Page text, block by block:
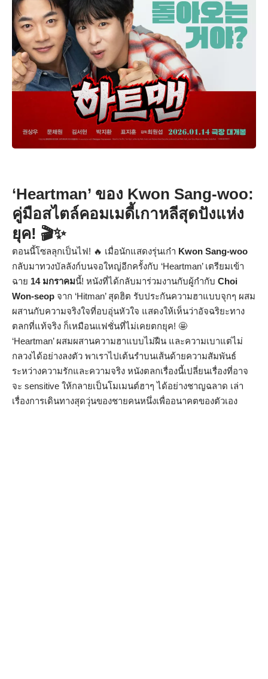
‘Heartman’ ของ Kwon Sang-woo:
คู่มือสไตล์คอมเมดี้เกาหลีสุดปังแห่ง
ยุค! 🎬✨
ตอนนี้โซลลุกเป็นไฟ! 🔥 เมื่อนักแสดงรุ่นเก๋า Kwon Sang-woo
กลับมาทวงบัลลังก์บนจอใหญ่อีกครั้งกับ ‘Heartman’ เตรียมเข้า
ฉาย 14 มกราคมนี้! หนังที่ได้กลับมาร่วมงานกับผู้กำกับ Choi
Won-seop จาก ‘Hitman’ สุดฮิต รับประกันความฮาแบบจุกๆ ผสม
ผสานกับความจริงใจที่อบอุ่นหัวใจ แสดงให้เห็นว่าอัจฉริยะทาง
ตลกที่แท้จริง ก็เหมือนแฟชั่นที่ไม่เคยตกยุค! 🤩
‘Heartman’ ผสมผสานความฮาแบบไม่ฝืน และความเบาแต่ไม่
กลวงได้อย่างลงตัว พาเราไปเต้นรำบนเส้นด้ายความสัมพันธ์
ระหว่างความรักและความจริง หนังตลกเรื่องนี้เปลี่ยนเรื่องที่อาจ
จะ sensitive ให้กลายเป็นโมเมนต์ฮาๆ ได้อย่างชาญฉลาด เล่า
เรื่องการเดินทางสุดวุ่นของชายคนหนึ่งเพื่ออนาคตของตัวเอง